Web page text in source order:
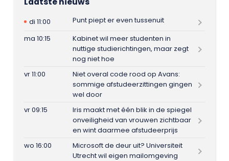
di 11:00
Punt piept er even tussenuit
ma 10:15
Kabinet wil meer studenten in
nuttige studierichtingen, maar zegt
nog niet hoe
vr 11:00
Niet overal code rood op Avans:
sommige afstudeerzittingen gingen
wel door
vr 09:15
Iris maakt met één blik in de spiegel
onveiligheid van vrouwen zichtbaar
en wint daarmee afstudeerprijs
wo 16:00
Microsoft de deur uit? Universiteit
Utrecht wil eigen mailomgeving